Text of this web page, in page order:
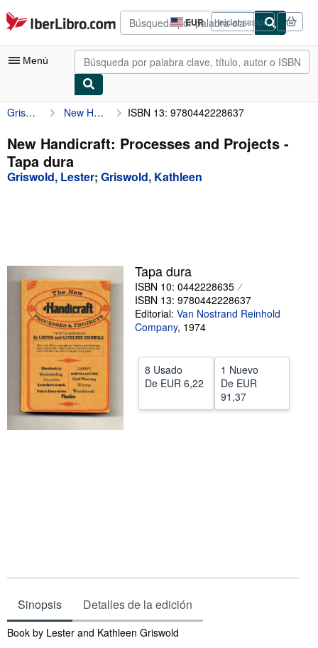
Pasar al contenido principal
IberLibro.com EUR
Preferencias
de
compra
del
Iniciar sesión
Menú
Mi cuenta
Consultar mis pedidos
Búsqueda avanzada
Vendedores
Comenzar a vender
Ayuda
CERRAR
Griswold, Lester New Handicraft: Processes and Projects ISBN 13: 9780442228637
New Handicraft: Processes and Projects -
Tapa dura
Griswold, Lester; Griswold, Kathleen
Tapa dura
ISBN 10: 0442228635
ISBN 13: 9780442228637
Editorial: Van Nostrand Reinhold
Company, 1974
8 Usado
De EUR 6,22
1 Nuevo
De EUR
91,37
Sinopsis Detalles de la edición
Sinopsis
Book by Lester and Kathleen Griswold